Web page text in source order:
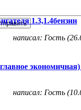
1.3,1.4бензин
написал: Гость
экономичная)
написал: Гость